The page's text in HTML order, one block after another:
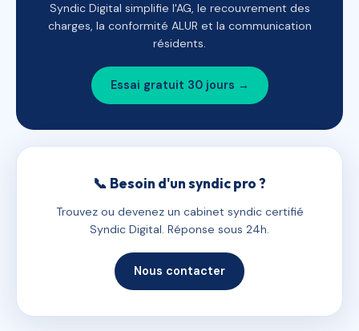
Syndic Digital simplifie l'AG, le recouvrement des
charges, la conformité ALUR et la communication
résidents.
Essai gratuit 30 jours →
📞 Besoin d'un syndic pro ?
Trouvez ou devenez un cabinet syndic certifié
Syndic Digital. Réponse sous 24h.
Nous contacter